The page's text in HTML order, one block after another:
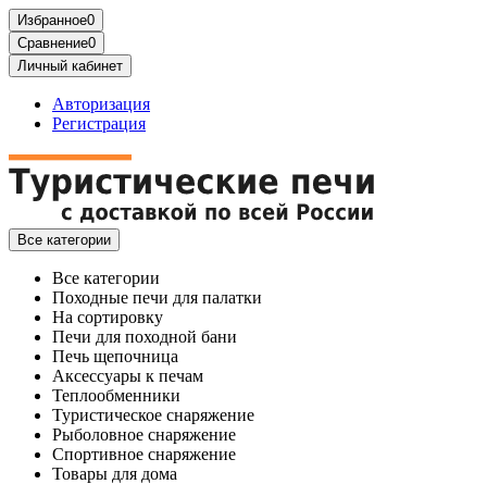
Избранное0
Сравнение0
Личный кабинет
Авторизация
Регистрация
Все категории
Все категории
Походные печи для палатки
На сортировку
Печи для походной бани
Печь щепочница
Аксессуары к печам
Теплообменники
Туристическое снаряжение
Рыболовное снаряжение
Спортивное снаряжение
Товары для дома